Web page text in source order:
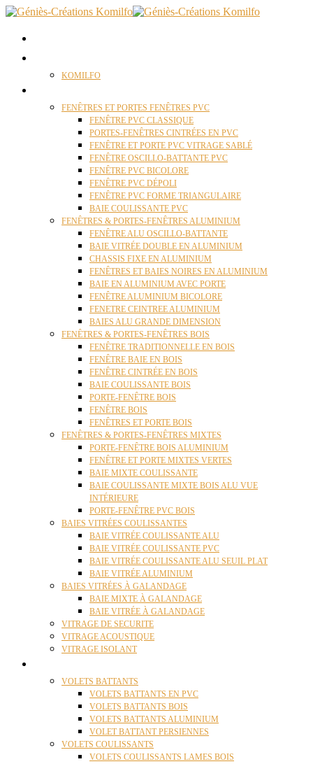
KOMILFO
FENÊTRES ET PORTES FENÊTRES PVC
FENÊTRE PVC CLASSIQUE
PORTES-FENÊTRES CINTRÉES EN PVC
FENÊTRE ET PORTE PVC VITRAGE SABLÉ
FENÊTRE OSCILLO-BATTANTE PVC
FENÊTRE PVC BICOLORE
FENÊTRE PVC DÉPOLI
FENÊTRE PVC FORME TRIANGULAIRE
BAIE COULISSANTE PVC
FENÊTRES & PORTES-FENÊTRES ALUMINIUM
FENÊTRE ALU OSCILLO-BATTANTE
BAIE VITRÉE DOUBLE EN ALUMINIUM
CHASSIS FIXE EN ALUMINIUM
FENÊTRES ET BAIES NOIRES EN ALUMINIUM
BAIE EN ALUMINIUM AVEC PORTE
FENÊTRE ALUMINIUM BICOLORE
FENETRE CEINTREE ALUMINIUM
BAIES ALU GRANDE DIMENSION
FENÊTRES & PORTES-FENÊTRES BOIS
FENÊTRE TRADITIONNELLE EN BOIS
FENÊTRE BAIE EN BOIS
FENÊTRE CINTRÉE EN BOIS
BAIE COULISSANTE BOIS
PORTE-FENÊTRE BOIS
FENÊTRE BOIS
FENÊTRES ET PORTE BOIS
FENÊTRES & PORTES-FENÊTRES MIXTES
PORTE-FENÊTRE BOIS ALUMINIUM
FENÊTRE ET PORTE MIXTES VERTES
BAIE MIXTE COULISSANTE
BAIE COULISSANTE MIXTE BOIS ALU VUE
INTÉRIEURE
PORTE-FENÊTRE PVC BOIS
BAIES VITRÉES COULISSANTES
BAIE VITRÉE COULISSANTE ALU
BAIE VITRÉE COULISSANTE PVC
BAIE VITRÉE COULISSANTE ALU SEUIL PLAT
BAIE VITRÉE ALUMINIUM
BAIES VITRÉES À GALANDAGE
BAIE MIXTE À GALANDAGE
BAIE VITRÉE À GALANDAGE
VITRAGE DE SECURITE
VITRAGE ACOUSTIQUE
VITRAGE ISOLANT
VOLETS BATTANTS
VOLETS BATTANTS EN PVC
VOLETS BATTANTS BOIS
VOLETS BATTANTS ALUMINIUM
VOLET BATTANT PERSIENNES
VOLETS COULISSANTS
VOLETS COULISSANTS LAMES BOIS